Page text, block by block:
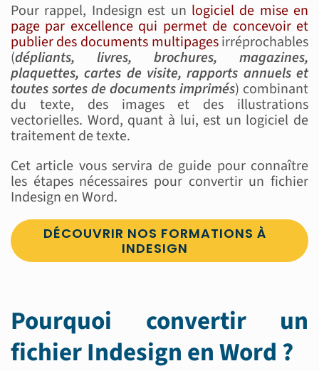
Pour rappel, Indesign est un logiciel de mise en
page par excellence qui permet de concevoir et
publier des documents multipagesirréprochables
(dépliants, livres, brochures, magazines,
plaquettes, cartes de visite, rapports annuels et
toutes sortes de documents imprimés) combinant
du texte, des images et des illustrations
vectorielles. Word, quant à lui, est un logiciel de
traitement de texte.
Cet article vous servira de guide pour connaître
les étapes nécessaires pour convertir un fichier
Indesign en Word.
DÉCOUVRIR NOS FORMATIONS À
INDESIGN
Pourquoi convertir un
fichier Indesign en Word ?